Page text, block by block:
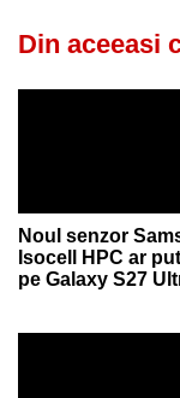
Din aceeasi
Noul senzor
Isocell HPC ar
pe Galaxy S27